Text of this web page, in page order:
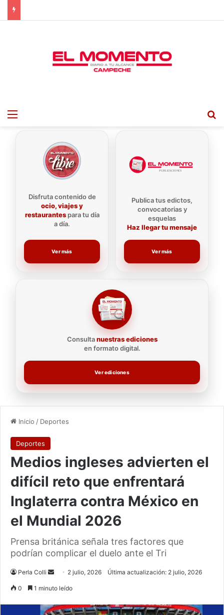
Menu
Disfruta contenido de
ocio, viajes y
restaurantespara tu día
a día.
Ver más
Consultanuestras ediciones
en formato digital.
Ver ediciones
Publica tus edictos,
convocatorias y
esquelas
Haz llegar tu mensaje
Ver más
Inicio / Deportes
Deportes
Medios ingleses advierten el
difícil reto que enfrentará
Inglaterra contra México en
el Mundial 2026
Prensa británica señala tres factores que
podrían complicar el duelo ante el Tri
Perla Colli
Send 2 julio, 2026 Última actualización: 2 julio, 2026
0 1 minuto leído